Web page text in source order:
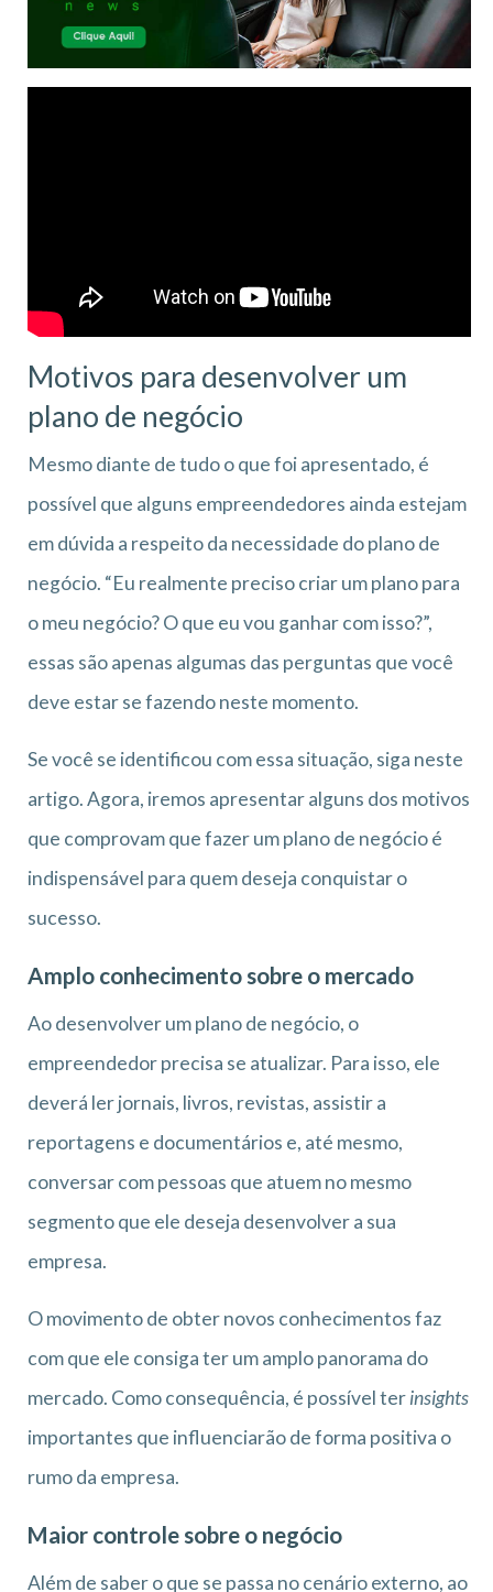
Motivos para desenvolver um
plano de negócio
Mesmo diante de tudo o que foi apresentado, é
possível que alguns empreendedores ainda estejam
em dúvida a respeito da necessidade do plano de
negócio. “Eu realmente preciso criar um plano para
o meu negócio? O que eu vou ganhar com isso?”,
essas são apenas algumas das perguntas que você
deve estar se fazendo neste momento.
Se você se identificou com essa situação, siga neste
artigo. Agora, iremos apresentar alguns dos motivos
que comprovam que fazer um plano de negócio é
indispensável para quem deseja conquistar o
sucesso.
Amplo conhecimento sobre o mercado
Ao desenvolver um plano de negócio, o
empreendedor precisa se atualizar. Para isso, ele
deverá ler jornais, livros, revistas, assistir a
reportagens e documentários e, até mesmo,
conversar com pessoas que atuem no mesmo
segmento que ele deseja desenvolver a sua
empresa.
O movimento de obter novos conhecimentos faz
com que ele consiga ter um amplo panorama do
mercado. Como consequência, é possível terinsights
importantes que influenciarão de forma positiva o
rumo da empresa.
Maior controle sobre o negócio
Além de saber o que se passa no cenário externo, ao